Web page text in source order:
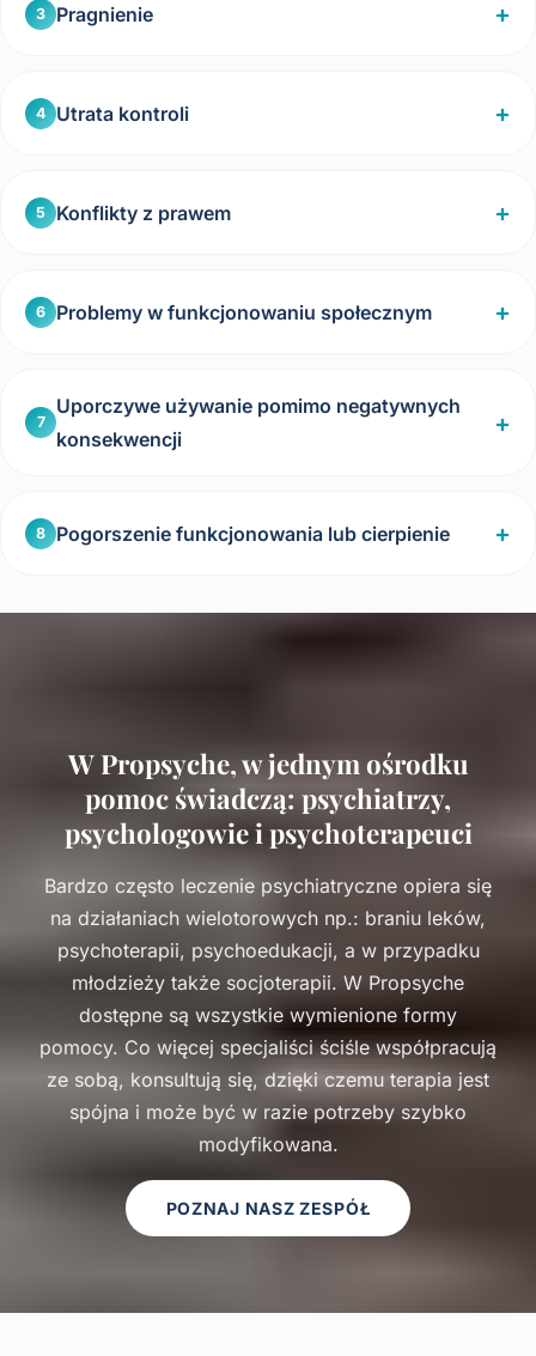
3 Pragnienie
4 Utrata kontroli
5 Konflikty z prawem
6 Problemy w funkcjonowaniu społecznym
7
Uporczywe używanie pomimo negatywnych
konsekwencji
8 Pogorszenie funkcjonowania lub cierpienie
W Propsyche, w jednym ośrodku
pomoc świadczą: psychiatrzy,
psychologowie i psychoterapeuci
Bardzo często leczenie psychiatryczne opiera się
na działaniach wielotorowych np.: braniu leków,
psychoterapii, psychoedukacji, a w przypadku
młodzieży także socjoterapii. W Propsyche
dostępne są wszystkie wymienione formy
pomocy. Co więcej specjaliści ściśle współpracują
ze sobą, konsultują się, dzięki czemu terapia jest
spójna i może być w razie potrzeby szybko
modyfikowana.
POZNAJ NASZ ZESPÓŁ